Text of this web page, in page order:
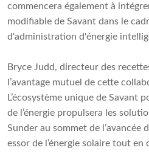
commencera également à
modifiable de Savant dans le
d'administration d'énergie
Bryce Judd, directeur des
l’avantage mutuel de cette
L’écosystème unique de Savant
de l’énergie propulsera les
Sunder au sommet de l’avancée
essor de l’énergie solaire tout